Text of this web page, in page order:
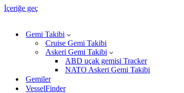
İçeriğe geç
Gemi Takibi
Cruise Gemi Takibi
Askeri Gemi Takibi
ABD uçak gemisi Tracker
NATO Askeri Gemi Takibi
Gemiler
VesselFinder